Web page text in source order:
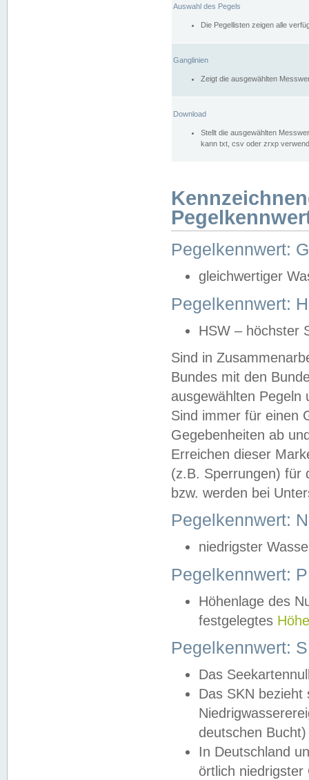
Auswahl des Pegels
Die Pegellisten zeigen alle
Ganglinien
Zeigt die ausgewählten
Download
Stellt die ausgewählten
kann txt, csv oder zrxp
Pegelkennwert:
gleichwertiger
Pegelkennwert:
HSW – höchster
Sind in
Bundes mit den
ausgewählten
Sind immer für einen
Gegebenheiten ab
Erreichen dieser
(z.B. Sperrungen) für
bzw. werden bei
Pegelkennwert:
niedrigster
Pegelkennwert:
Höhenlage des
festgelegtes
Pegelkennwert:
Das
Das SKN
deutschen
In Deutschland
örtlich